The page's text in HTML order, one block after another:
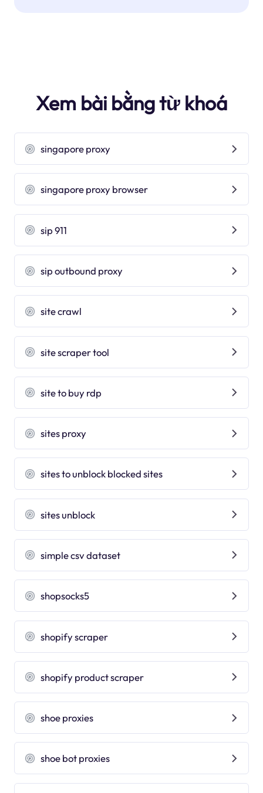
Xem bài bằng từ khoá
singapore proxy
singapore proxy browser
sip 911
sip outbound proxy
site crawl
site scraper tool
site to buy rdp
sites proxy
sites to unblock blocked sites
sites unblock
simple csv dataset
shopsocks5
shopify scraper
shopify product scraper
shoe proxies
shoe bot proxies